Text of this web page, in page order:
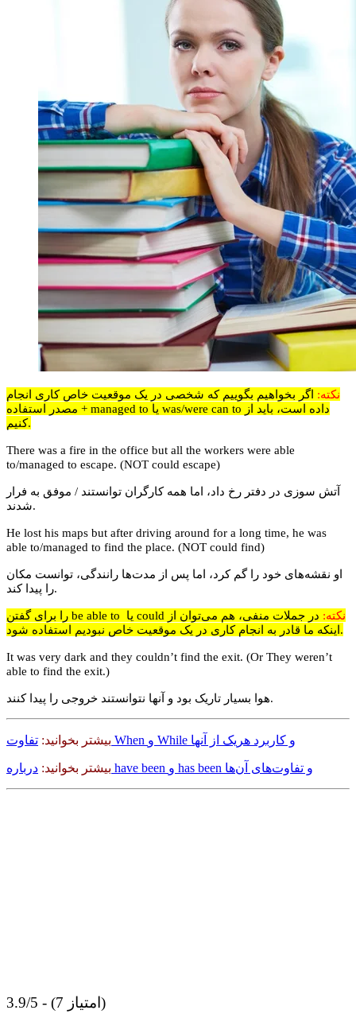
نکته: اگر بخواهیم بگوییم که شخصی در یک موقعیت خاص کاری انجام
داده است، باید از was/were can to یا managed to + مصدر استفاده
کنیم.
There was a fire in the office but all the workers were able
to/managed to escape. (NOT could escape)
آتش سوزی در دفتر رخ داد، اما همه کارگران توانستند / موفق به فرار
شدند.
He lost his maps but after driving around for a long time, he was
able to/managed to find the place. (NOT could find)
او نقشه‌های خود را گم کرد، اما پس از مدت‌ها رانندگی، توانست مکان
را پیدا کند.
نکته: در جملات منفی، هم می‌توان از could یا be able to را برای گفتن
اینکه ما قادر به انجام کاری در یک موقعیت خاص نبودیم استفاده شود.
It was very dark and they couldn’t find the exit. (Or They weren’t
able to find the exit.)
هوا بسیار تاریک بود و آنها نتوانستند خروجی را پیدا کنند.
بیشتر بخوانید: تفاوت When و While و کاربرد هریک از آنها
بیشتر بخوانید: درباره have been و has been و تفاوت‌های آن‌ها
3.9/5 - (7 امتیاز)